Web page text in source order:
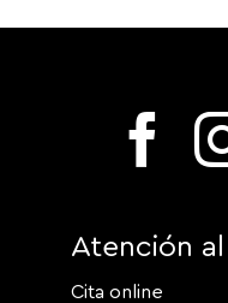
Atención
Cita online